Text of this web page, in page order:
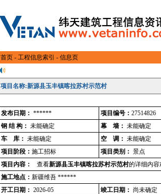
首页 - 工程信息索引
- 信息页
项目名称:新源县玉丰镇喀拉苏村示范村
发布日期： ****** 项目编号： 27514826
钢 结 构： 未能确定 幕 墙： 未能确定
车 库： 未能确定 空 调： 未能确定
项目阶段： 施工招标 项目类别： 景点
项目内容：
查看新源县玉丰镇喀拉苏村示范村的详细内
施工地点： 新疆维吾 ******
开工日期： 2026-05 竣工日期： 尚未确定